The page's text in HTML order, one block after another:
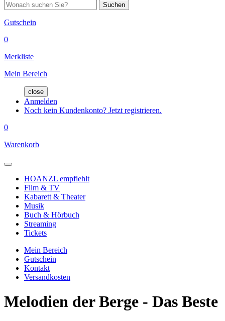
Suchen
Gutschein
0
Merkliste
Mein Bereich
close
Anmelden
Noch kein Kundenkonto? Jetzt registrieren.
0
Warenkorb
HOANZL empfiehlt
Film & TV
Kabarett & Theater
Musik
Buch & Hörbuch
Streaming
Tickets
Mein Bereich
Gutschein
Kontakt
Versandkosten
Melodien der Berge - Das Beste